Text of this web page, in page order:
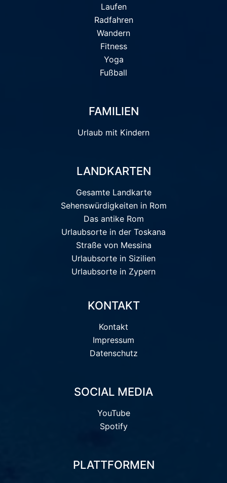
Laufen
Radfahren
Wandern
Fitness
Yoga
Fußball
FAMILIEN
Urlaub mit Kindern
LANDKARTEN
Gesamte Landkarte
Sehenswürdigkeiten in Rom
Das antike Rom
Urlaubsorte in der Toskana
Straße von Messina
Urlaubsorte in Sizilien
Urlaubsorte in Zypern
KONTAKT
Kontakt
Impressum
Datenschutz
SOCIAL MEDIA
YouTube
Spotify
PLATTFORMEN